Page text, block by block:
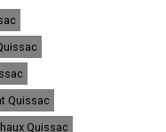
à Souillac
à Saint-Céré
à Gramat
à Pradines
à Prayssac
à Puy-l'Évêque
Montratier
à Biars-sur-Cère
Quissac
Quissac